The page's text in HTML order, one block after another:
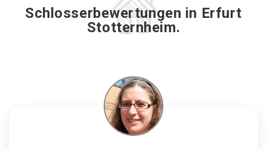
Schlosserbewertungen in Erfurt
Stotternheim.